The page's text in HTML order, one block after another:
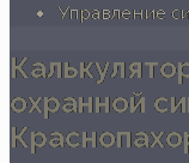
Управление
охранной